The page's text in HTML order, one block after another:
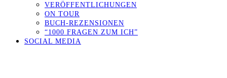
VERÖFFENTLICHUNGEN
ON TOUR
BUCH-REZENSIONEN
“1000 FRAGEN ZUM ICH”
SOCIAL MEDIA